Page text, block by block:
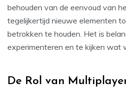
behouden van de eenvoud van
tegelijkertijd nieuwe elementen
betrokken te houden. Het is
experimenteren en te kijken wat
De Rol van